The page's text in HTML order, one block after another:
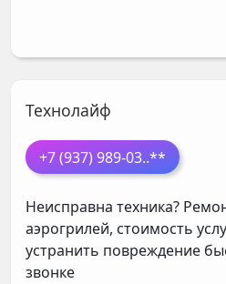
Технолайф
+7 (937) 989-03..**
Неисправна техника?
аэрогрилей, стоимость
устранить повреждение
звонке